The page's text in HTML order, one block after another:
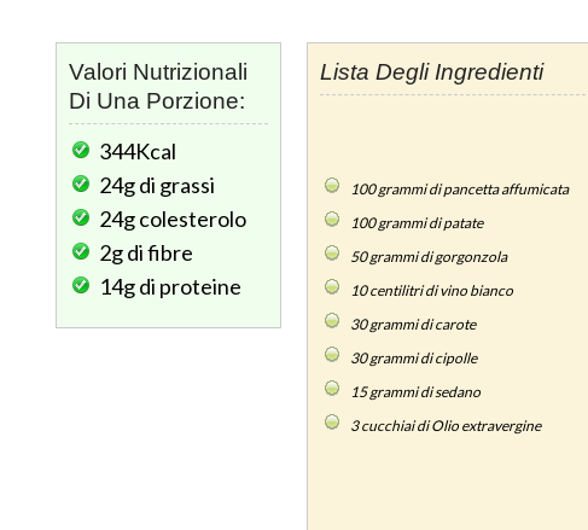
Lista Degli Ingredienti
100grammi di pancetta affumicata
100grammi di patate
50grammi di gorgonzola
10centilitri di vino bianco
30grammi di carote
30grammi di cipolle
15grammi di sedano
3cucchiai di Olio extravergine
Valori Nutrizionali
Di Una Porzione:
344Kcal
24gdi grassi
24gcolesterolo
2gdi fibre
14gdi proteine